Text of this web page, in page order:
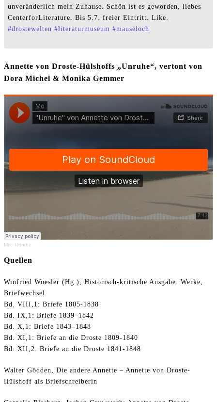
unveränderlich mein Zuhause. Schön ist es geworden, liebes
CenterforLiterature. Bis 5.7. freier Eintritt. Like.
#drostewelten #literaturmuseum #mauseloch
Annette von Droste-Hülshoffs „Unruhe“, vertont von
Dora Michel & Monika Gemmer
Mo · Unruhe
Quellen
Winfried Woesler (Hg.), Historisch-kritische Ausgabe. Werke,
Briefwechsel.
Bd. VIII,1: Briefe 1805-1838
Bd. IX,1: Briefe 1839–1842
Bd. X,1: Briefe 1843–1848
Bd. XI,1: Briefe an die Droste 1809-1840
Bd. XII,2: Briefe an die Droste 1841-1848
Walter Gödden, Die andere Annette – Annette von Droste-
Hülshoff als Briefschreiberin